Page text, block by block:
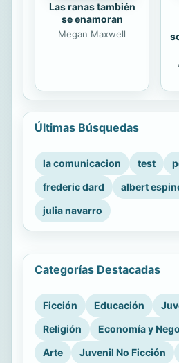
Las ranas también
se enamoran
Megan Maxwell
Últimas Búsquedas
la comunicacion test
frederic dard
albert
julia navarro
Categorías Destacadas
Ficción Educación
Religión
Economía y
Arte
Juvenil No Ficción